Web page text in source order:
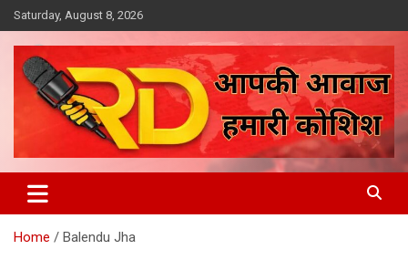
Skip
to
content
Saturday, August 8, 2026
Reporter Diaries
Home Balendu Jha